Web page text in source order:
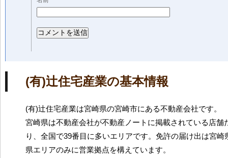
(有)辻住宅産業の基本情報
(有)辻住宅産業は宮崎県の宮崎市にある不動産会社です。
宮崎県は不動産会社が不動産ノートに掲載されている店舗
り、全国で39番目に多いエリアです。免許の届け出は宮崎
県エリアのみに営業拠点を構えています。